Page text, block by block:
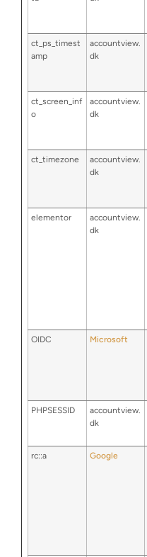
ct_ps_timest
amp
accountview.
dk
ct_screen_inf
o
accountview.
dk
ct_timezone
accountview.
dk
elementor
accountview.
dk
OIDC Microsoft
PHPSESSID
accountview.
dk
rc::a Google